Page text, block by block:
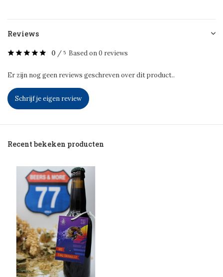
Reviews
0 / 5 Based on 0 reviews
Er zijn nog geen reviews geschreven over dit product..
Schrijf je eigen review
Recent bekeken producten